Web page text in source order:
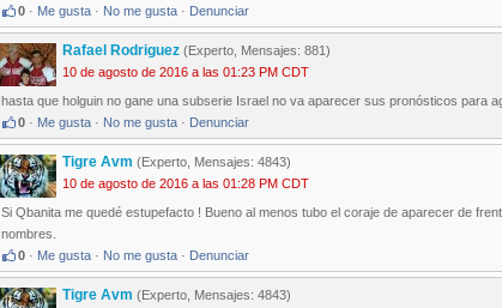
0 · Me gusta · No me gusta · Denunciar
Rafael Rodriguez (Experto, Mensajes: 881)
10 de agosto de 2016 a las 01:23 PM CDT
hasta que holguin no gane una subserie Israel no va aparecer sus pronósticos para
0 · Me gusta · No me gusta · Denunciar
Tigre Avm (Experto, Mensajes: 4843)
10 de agosto de 2016 a las 01:28 PM CDT
Si Qbanita me quedé estupefacto ! Bueno al menos tubo el coraje de aparecer de
nombres.
0 · Me gusta · No me gusta · Denunciar
Tigre Avm (Experto, Mensajes: 4843)